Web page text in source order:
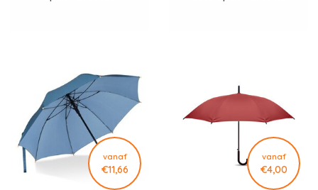
vanaf
€11,66
vanaf
€4,00